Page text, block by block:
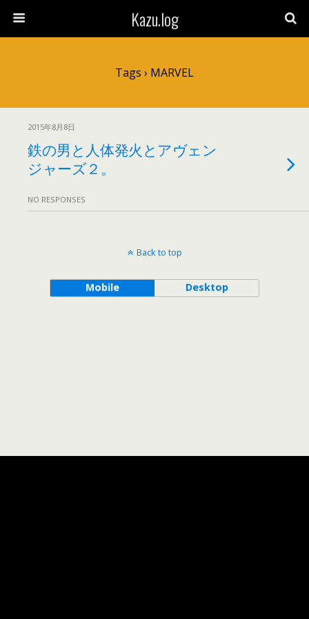
Kazu.log
Tags › MARVEL
2015年8月8日
鉄の男と人体発火とアヴェン
ジャーズ２。
NO RESPONSES
Back to top
Mobile Desktop